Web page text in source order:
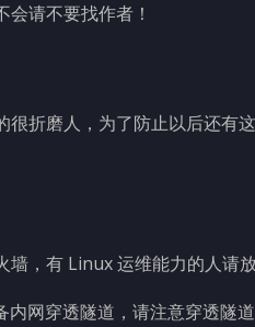
请不要找作者！
很折磨人，为了防止以后还有
墙，有 Linux 运维能力的人请放
网穿透隧道，请注意穿透隧